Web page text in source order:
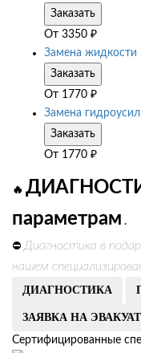
Заказать
От 3350 ₽
Замена жидкости
Заказать
От 1770 ₽
Замена
Заказать
От 1770 ₽
🔥
параметрам .
⛔ Диагностика в
нашем
ДИАГНОСТИКА
ЗАЯВКА НА
Сертифицированные